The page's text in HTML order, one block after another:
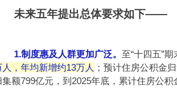
未来五年提出总体要求如下——
1.制度惠及人群更加广泛。 至“十四五”
人，年均新增约13万人 ；预计住房公积金
集额799亿元，到2025年底，累计住房公积